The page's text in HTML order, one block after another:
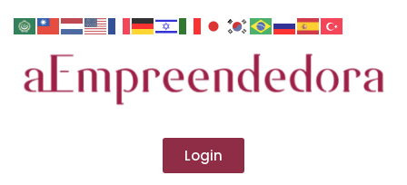
Login